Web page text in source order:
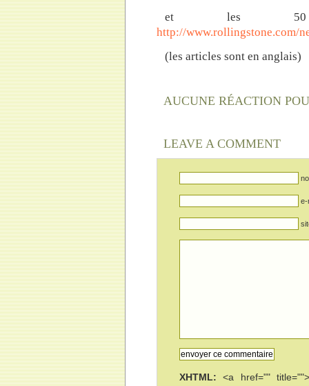
et les
http://www.rollingstone.com/
(les articles sont en anglais)
AUCUNE RÉACTION
LEAVE A COMMENT
e-
XHTML: <a href=""